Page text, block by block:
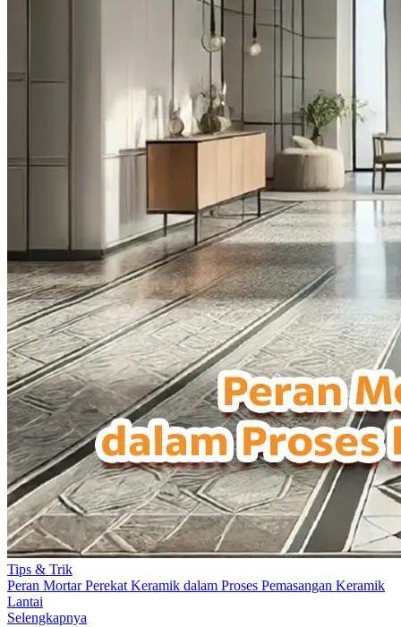
Tips & Trik
Peran Mortar Perekat Keramik dalam Proses Pemasangan Keramik
Lantai
Selengkapnya